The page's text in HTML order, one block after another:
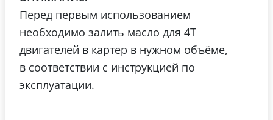
Перед первым использованием
необходимо залить масло для 4Т
двигателей в картер в нужном объёме,
в соответствии с инструкцией по
эксплуатации.